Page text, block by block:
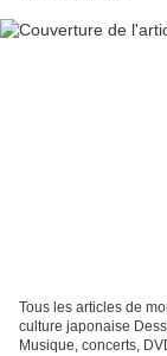
Tous les articles de
culture japonaise
Musique, concerts,